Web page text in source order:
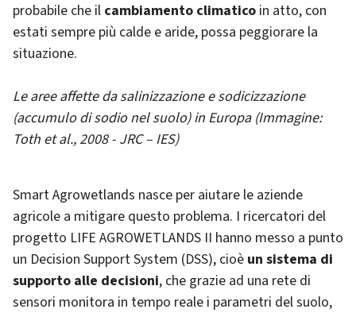
probabile che il cambiamento climatico in atto, con
estati sempre più calde e aride, possa peggiorare la
situazione.
Le aree affette da salinizzazione e sodicizzazione
(accumulo di sodio nel suolo) in Europa (Immagine:
Toth et al., 2008 - JRC – IES)
Smart Agrowetlands nasce per aiutare le aziende
agricole a mitigare questo problema. I ricercatori del
progetto LIFE AGROWETLANDS II hanno messo a punto
un Decision Support System (DSS), cioè un sistema di
supporto alle decisioni, che grazie ad una rete di
sensori monitora in tempo reale i parametri del suolo,